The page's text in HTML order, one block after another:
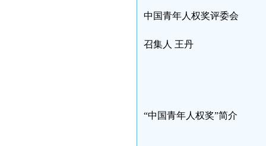
中国青年人权奖评委会
召集人 王丹
“中国青年人权奖”简介